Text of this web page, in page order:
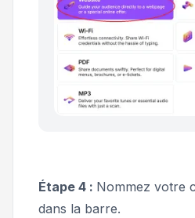
Étape 4 : Nommez votre
dans la barre.